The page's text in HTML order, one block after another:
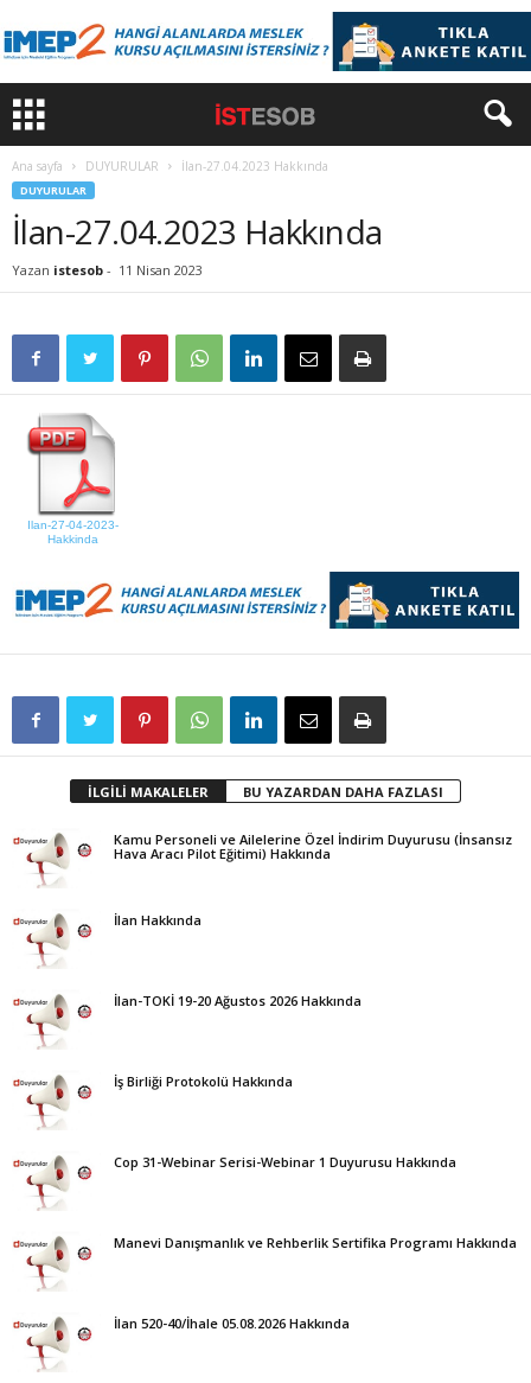
Ana sayfa DUYURULAR İlan-27.04.2023 Hakkında
DUYURULAR
İlan-27.04.2023 Hakkında
Yazan istesob - 11 Nisan 2023
Ilan-27-04-2023-
Hakkinda
İLGİLİ MAKALELER BU YAZARDAN DAHA FAZLASI
Kamu Personeli ve Ailelerine Özel İndirim Duyurusu (İnsansız
Hava Aracı Pilot Eğitimi) Hakkında
İlan Hakkında
İlan-TOKİ 19-20 Ağustos 2026 Hakkında
İş Birliği Protokolü Hakkında
Cop 31-Webinar Serisi-Webinar 1 Duyurusu Hakkında
Manevi Danışmanlık ve Rehberlik Sertifika Programı Hakkında
İlan 520-40/İhale 05.08.2026 Hakkında